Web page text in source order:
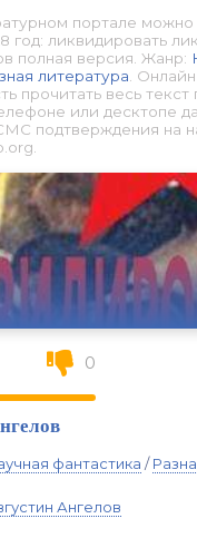
портале можно
год: ликвидировать
полная версия. Жанр:
литература .
прочитать весь текст
или десктопе
подтверждения на
0
фантастика /
Ангелов